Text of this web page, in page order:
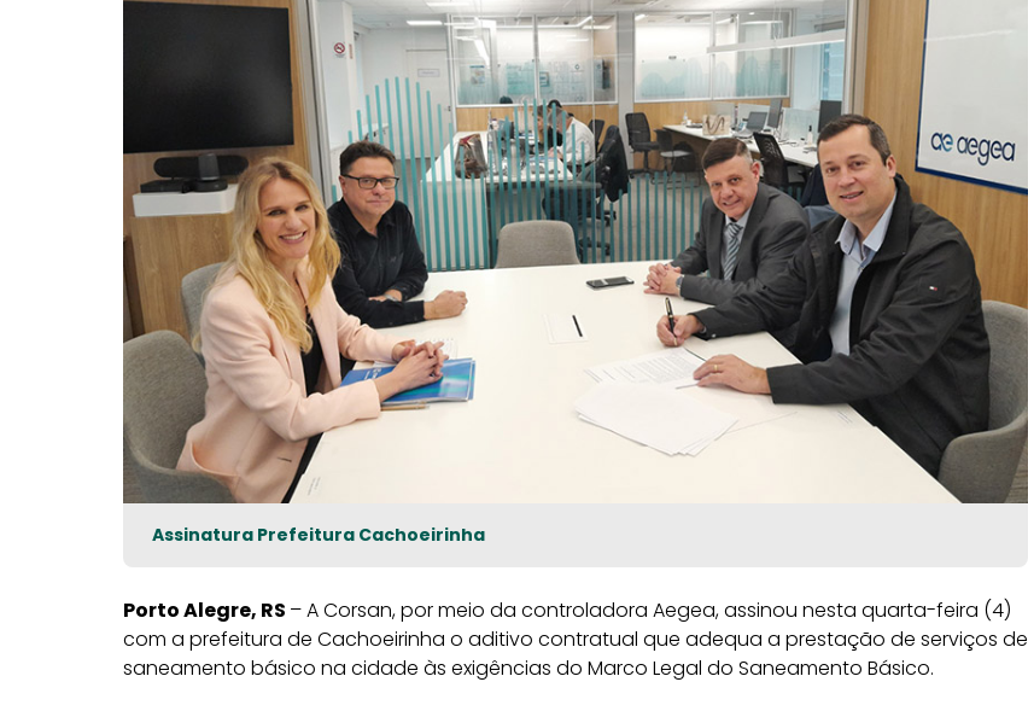
Assinatura Prefeitura Cachoeirinha
Porto Alegre, RS – A Corsan, por meio da controladora Aegea, assinou nesta quarta-feira (4)
com a prefeitura de Cachoeirinha o aditivo contratual que adequa a prestação de serviços de
saneamento básico na cidade às exigências do Marco Legal do Saneamento Básico.